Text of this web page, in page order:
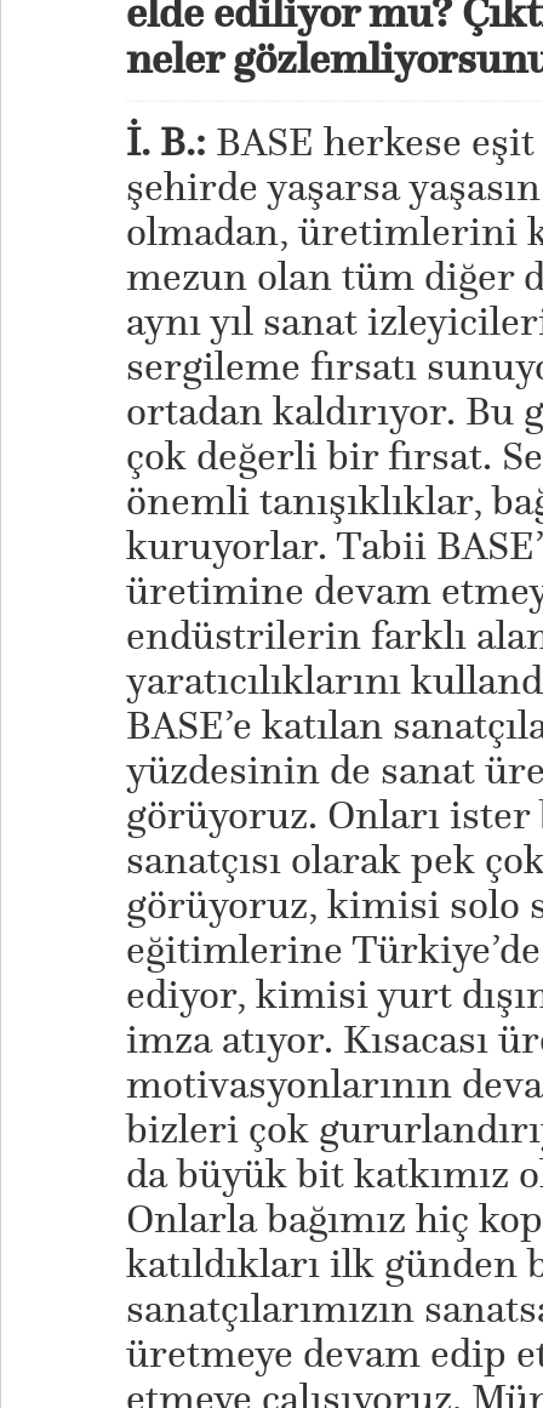
elde ediliyor mu?
neler
İ. B.: BASE herkese
şehirde yaşarsa
olmadan, üretimlerini
mezun olan tüm diğer
aynı yıl sanat
sergileme fırsatı
ortadan kaldırıyor. Bu
çok değerli bir fırsat.
önemli tanışıklıklar,
kuruyorlar. Tabii
üretimine devam
endüstrilerin farklı
yaratıcılıklarını
BASE’e katılan
yüzdesinin de sanat
görüyoruz. Onları ister
sanatçısı olarak pek
görüyoruz, kimisi solo
eğitimlerine
ediyor, kimisi yurt
imza atıyor. Kısacası
motivasyonlarının
bizleri çok
da büyük bit katkımız
Onlarla bağımız hiç
katıldıkları ilk günden
sanatçılarımızın
üretmeye devam edip